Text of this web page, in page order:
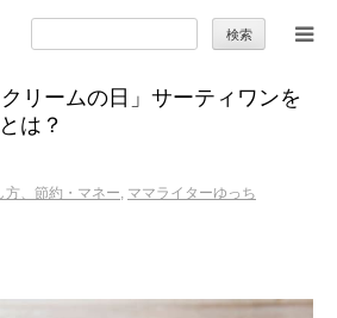
索:
リームの日」サーティワンを
は？
方、節約・マネー, ママライターゆっち
ロ